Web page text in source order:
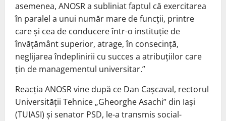
asemenea, ANOSR a subliniat faptul că exercitarea
în paralel a unui număr mare de funcții, printre
care și cea de conducere într-o instituție de
învățământ superior, atrage, în consecință,
neglijarea îndeplinirii cu succes a atribuțiilor care
țin de managementul universitar.”
Reacția ANOSR vine după ce Dan Cașcaval, rectorul
Universității Tehnice „Gheorghe Asachi” din Iași
(TUIASI) și senator PSD, le-a transmis social-